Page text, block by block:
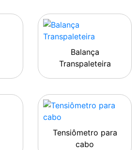
Balança
Transpaleteira
Tensiômetro para
cabo